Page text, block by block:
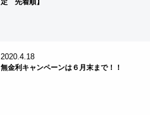
2020.4.18
無金利キャンペーンは６月末まで！！